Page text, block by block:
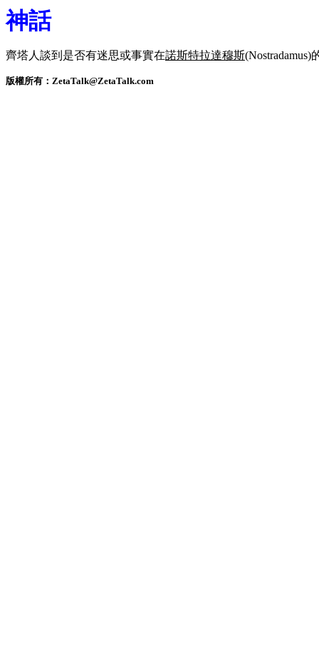
神話
齊塔人談到是否有迷思或事實在諾斯特拉達穆斯
版權所有：ZetaTalk@ZetaTalk.com